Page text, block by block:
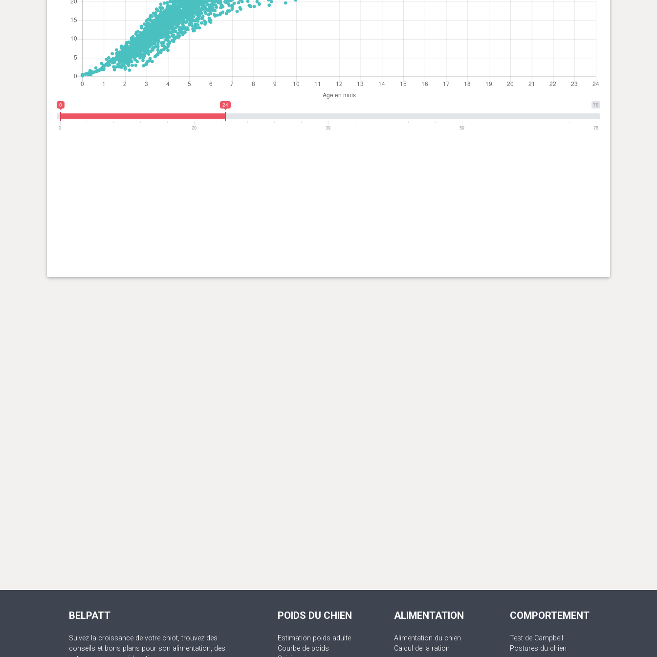
78
0 24
0 20 39 59 78
BELPATT
Suivez la croissance de votre chiot, trouvez des
conseils et bons plans pour son alimentation, des
POIDS DU CHIEN
Estimation poids adulte
Courbe de poids
ALIMENTATION
Alimentation du chien
Calcul de la ration
COMPORTEMENT
Test de Campbell
Postures du chien